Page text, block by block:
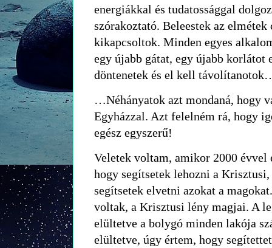
energiákkal és tudatossággal
szórakoztató. Beleestek az elmétek
kikapcsoltok. Minden egyes
egy újabb gátat, egy újabb
döntenetek és el kell
…Néhányatok azt mondaná, hogy
Egyházzal. Azt felelném rá, hogy
egész egyszerű!
Veletek voltam, amikor 2000
hogy segítsetek lehozni a
segítsetek elvetni azokat a
voltak, a Krisztusi lény magjai. A
elültetve a bolygó minden lakója
elültetve, úgy értem, hogy